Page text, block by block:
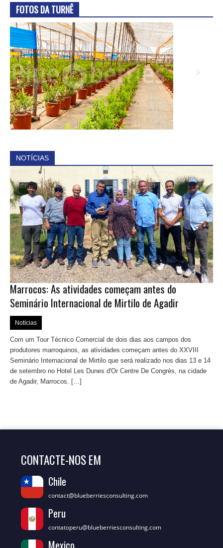
FOTOS DA TURNÊ
NOTÍCIAS
Marrocos: As atividades começam antes do
Seminário Internacional de Mirtilo de Agadir
Notícias
Com um Tour Técnico Comercial de dois dias aos campos dos
produtores marroquinos, as atividades começam antes do XXVIII
Seminário Internacional de Mirtilo que será realizado nos dias 13 e 14
de setembro no Hotel Les Dunes d'Or Centre De Congrès, na cidade ​
de Agadir, Marrocos. […]
CONTACTE-NOS EM
Chile
contact@blueberriesconsulting.com
Peru
contatoperu@blueberriesconsulting.com